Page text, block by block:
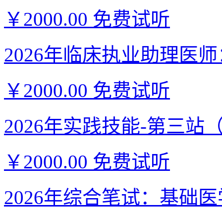
￥2000.00 免费试听
2026年临床执业助理医
￥2000.00 免费试听
2026年实践技能-第三站
￥2000.00 免费试听
2026年综合笔试：基础